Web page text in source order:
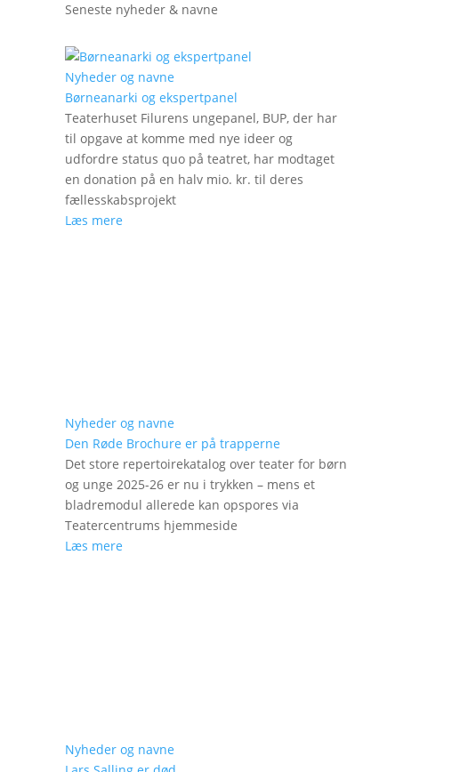
Seneste nyheder & navne
Nyheder og navne
Børneanarki og ekspertpanel
Teaterhuset Filurens ungepanel, BUP, der har
til opgave at komme med nye ideer og
udfordre status quo på teatret, har modtaget
en donation på en halv mio. kr. til deres
fællesskabsprojekt
Læs mere
Nyheder og navne
Den Røde Brochure er på trapperne
Det store repertoirekatalog over teater for børn
og unge 2025-26 er nu i trykken – mens et
bladremodul allerede kan opspores via
Teatercentrums hjemmeside
Læs mere
Nyheder og navne